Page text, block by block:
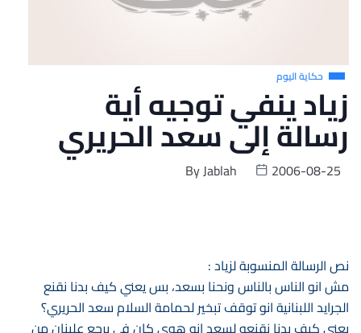
حكاية اليوم
زياد ينفي توجيه أية
رسالة إلى سعد الحريري
ByJablah 2006-08-25
نص الرسالة المنسوبة لزياد :
مش انو الناس بالناس ونحنا بسعد، بس يعني كيف بدنا نقنع
الجرايد اللبنانية انو توقف تبخير لحمامة السلام سعد الحريري؟